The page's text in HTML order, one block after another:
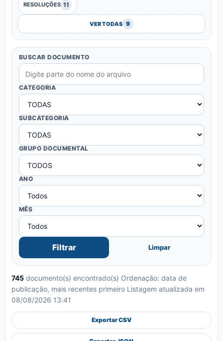
RESOLUÇÕES 11
VER TODAS 9
BUSCAR DOCUMENTO
CATEGORIA
SUBCATEGORIA
GRUPO DOCUMENTAL
ANO
MÊS
Filtrar Limpar
745 documento(s) encontrado(s) Ordenação: data de
publicação, mais recentes primeiro Listagem atualizada em
08/08/2026 13:41
Exportar CSV